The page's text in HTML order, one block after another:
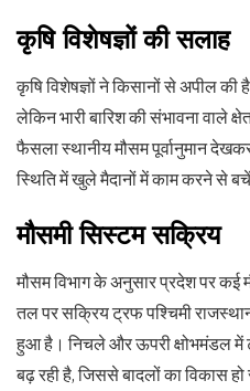
कृषि विशेषज्ञों की सलाह
कृषि विशेषज्ञों ने किसानों से अपील की
लेकिन भारी बारिश की संभावना वाले
फैसला स्थानीय मौसम पूर्वानुमान
स्थिति में खुले मैदानों में काम करने से
मौसमी सिस्टम सक्रिय
मौसम विभाग के अनुसार प्रदेश पर कई
तल पर सक्रिय ट्रफ पश्चिमी
हुआ है। निचले और ऊपरी क्षोभमंडल में
बढ़ रही है, जिससे बादलों का विकास हो